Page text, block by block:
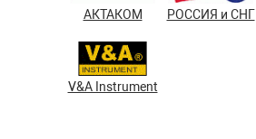
АКТАКОМ РОССИЯ и СНГ
V&A Instrument